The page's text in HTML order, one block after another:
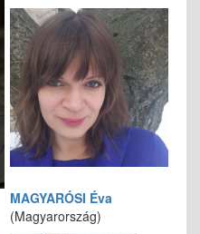
MAGYARÓSI Éva
(Magyarország)